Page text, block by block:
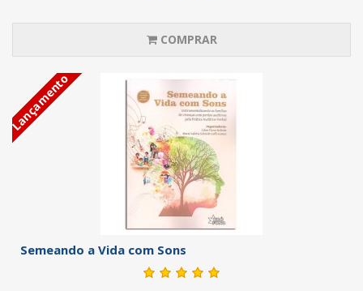
COMPRAR
Lançamento
Semeando a Vida com Sons